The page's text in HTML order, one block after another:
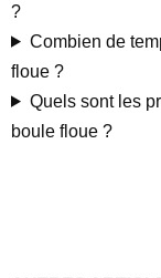
?
Combien de
floue ?
Quels sont les
boule floue ?